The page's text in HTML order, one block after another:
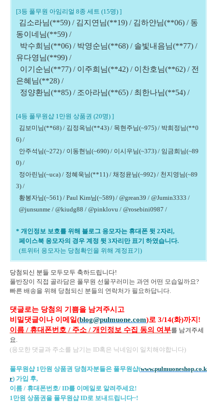
[3등 풀무원 아임리얼 8종 세트 (15명) ]
김소라님(**59) / 김지연님(**19) / 김하얀님(**06) / 동
동이네님(**59) /
박수희님(**06) / 박영순님(**68) / 솔빛내음님(**77) /
유다영님(**99) /
이기순님(**77) / 이주희님(**42) / 이찬호님(**62) / 전
은혜님(**28) /
정양환님(**85) / 조아라님(**65) / 최한나님(**54) /
[4등 풀무원샵 1만원 상품권 (20명) ]
김보미님(**68) / 김정옥님(**43) / 목현주님(~975) / 박희정님(**0
6) /
안주석님(~272) / 이동현님(~690) / 이시우님(~373) / 임금희님(~89
0) /
정아린님(~uca) / 정혜욱님(**11) / 채정윤님(~992) / 천지영님(~89
3) /
황봉자님(~561) / Paul Kim님(~589) / @grean39 / @Jumin3333 /
@junsunme / @kiudg88 / @pinklovu / @rosebini0987 /
* 개인정보 보호를 위해 블로그 응모자는 휴대폰 뒷 2자리,
페이스북 응모자의 경우 계정 뒷 3자리만 표기 하였습니다.
(트위터 응모자는 당첨확인을 위해 계정표기)
당첨되신 분들 모두모두 축하드립니다!
풀반장이 직접 골라담은 풀무원 선물꾸러미는 과연 어떤 모습일까요?
빠른 배송을 위해 당첨되신 분들의 연락처가 필요하답니다.
댓글로는 당첨의 기쁨을 남겨주시고
비밀댓글이나 이메일(blog@pulmuone.com)로 3/14(화)까지!
이름 / 휴대폰번호 / 주소 /개인정보 수집 동의 여부를 남겨주세
요.
(응모한 댓글과 주소를 남기는 ID혹은 닉네임이 일치해야합니다)
풀무원샵 1만원 상품권 당첨자분들은 풀무원샵(www.pulmuoneshop.co.k
r) 가입 후,
이름 / 휴대폰번호/ ID를 이메일로 알려주세요!
1만원 상품권을 풀무원샵 ID로 보내드립니다~!